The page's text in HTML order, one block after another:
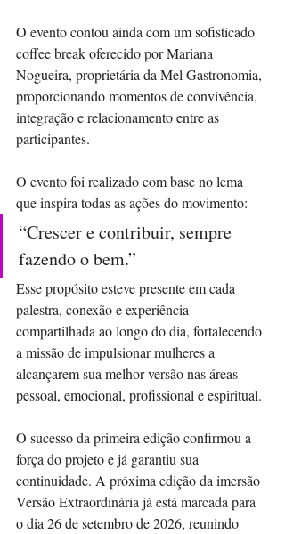
O evento contou ainda com um sofisticado
coffee break oferecido por Mariana
Nogueira, proprietária da Mel Gastronomia,
proporcionando momentos de convivência,
integração e relacionamento entre as
participantes.
O evento foi realizado com base no lema
que inspira todas as ações do movimento:
“Crescer e contribuir, sempre
fazendo o bem.”
Esse propósito esteve presente em cada
palestra, conexão e experiência
compartilhada ao longo do dia, fortalecendo
a missão de impulsionar mulheres a
alcançarem sua melhor versão nas áreas
pessoal, emocional, profissional e espiritual.
O sucesso da primeira edição confirmou a
força do projeto e já garantiu sua
continuidade. A próxima edição da imersão
Versão Extraordinária já está marcada para
o dia 26 de setembro de 2026, reunindo